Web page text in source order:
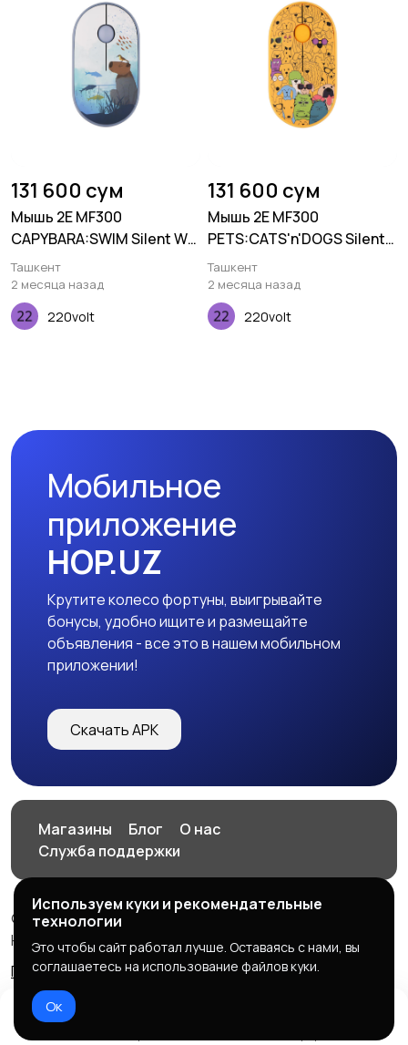
131 600 сум
Мышь 2E MF300
CAPYBARA:SWIM Silent WL
BT, синий
Ташкент
2 месяца назад
220volt
131 600 сум
Мышь 2E MF300
PETS:CATS'n'DOGS Silent
WL BT, желтый
Ташкент
2 месяца назад
220volt
Мобильное
приложение
HOP.UZ
Крутите колесо фортуны, выигрывайте
бонусы, удобно ищите и размещайте
объявления - все это в нашем мобильном
приложении!
Скачать APK
Магазины Блог
О нас
Служба поддержки
© 2026 HOP.UZ
HOP.UZ
Правила сервиса
Политика конфиденциальности
Используем куки и рекомендательные
технологии
Это чтобы сайт работал лучше. Оставаясь с нами, вы
соглашаетесь на использование файлов куки.
Ок